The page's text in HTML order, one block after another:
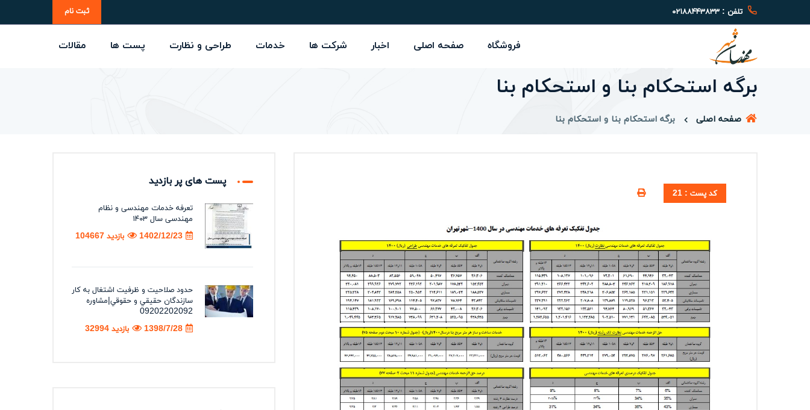
تلفن : ۰۲۱۸۸۴۴۳۸۳۳ ثبت نام
فروشگاه صفحه اصلی اخبار شرکت ها خدمات طراحی و نظارت پست ها مقالات
برگه استحکام بنا و استحکام بنا
صفحه اصلی برگه استحکام بنا و استحکام بنا
کد پست : 21
پست های پر بازدید
تعرفه خدمات مهندسی و نظام
مهندسی سال ۱۴۰۳
1402/12/23
بازدید 104667
حدود صلاحيت و ظرفيت اشتغال به كار
سازندگان حقيقي و حقوقي|مشاوره
09202202092
1398/7/28
بازدید 32994